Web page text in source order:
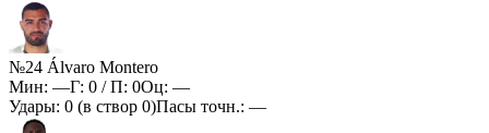
№24 Álvaro Montero
Мин: —Г: 0 / П: 0Оц: —
Удары: 0 (в створ 0)Пасы точн.: —